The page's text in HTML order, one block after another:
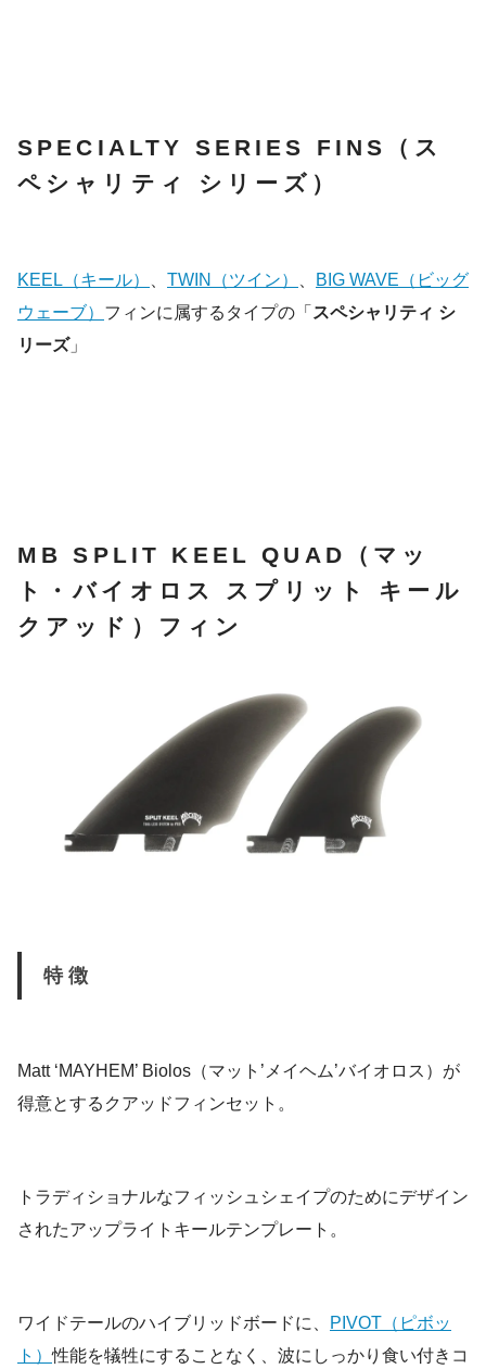
SPECIALTY SERIES FINS（ス
ペシャリティ シリーズ）
KEEL（キール） TWIN（ツイン）
BIG WAVE（ビッグ
ウェーブ） フィンに属するタイプの「 スペシャリティ シ
リーズ」
MB SPLIT KEEL QUAD（マッ
ト・バイオロス スプリット キール
クアッド）フィン
特徴
Matt ‘MAYHEM’ Biolos（マット’メイヘム’バイオロス）が
得意とするクアッドフィンセット。
トラディショナルなフィッシュシェイプのためにデザイン
されたアップライトキールテンプレート。
ワイドテールのハイブリッドボードに、
PIVOT（ピボッ
ト）性能を犠牲にすることなく、波にしっかり食い付きコ